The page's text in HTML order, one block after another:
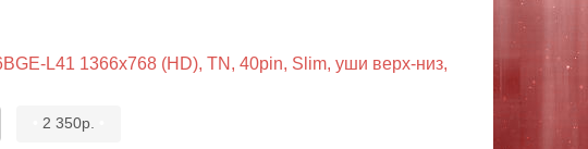
L41 1366x768 (HD), TN, 40pin, Slim, уши верх-низ,
2 350р.